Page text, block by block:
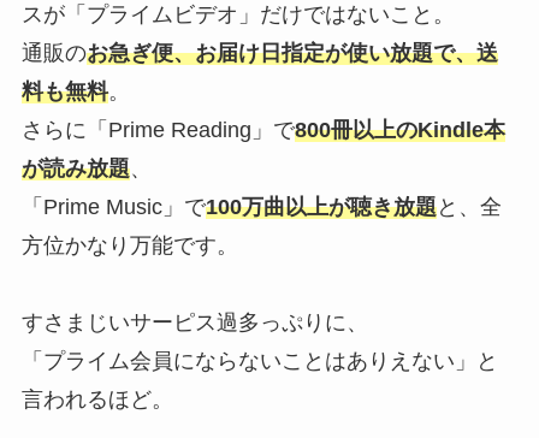
スが「プライムビデオ」だけではないこと。
通販のお急ぎ便、お届け日指定が使い放題で、送
料も無料。
さらに「Prime Reading」で800冊以上のKindle本
が読み放題、
「Prime Music」で100万曲以上が聴き放題と、全
方位かなり万能です。
すさまじいサーピス過多っぷりに、
「プライム会員にならないことはありえない」と
言われるほど。